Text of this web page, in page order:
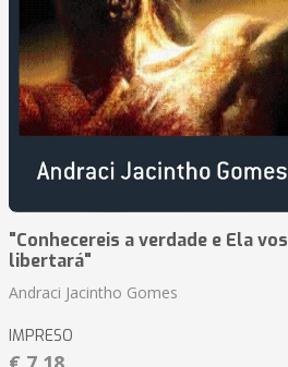
"Conhecereis a verdade e Ela vos
libertará"
Andraci Jacintho Gomes
IMPRESO